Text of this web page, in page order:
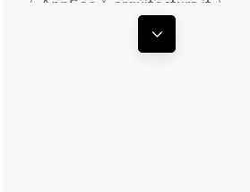
AppSec
arquitectura it
Mostrar